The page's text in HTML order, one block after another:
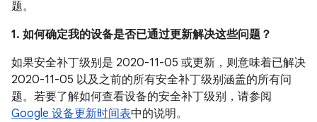
题。
1. 如何确定我的设备是否已通过更新解决这些问题？
如果安全补丁级别是 2020-11-05 或更新，则意味着已解决
2020-11-05 以及之前的所有安全补丁级别涵盖的所有问
题。若要了解如何查看设备的安全补丁级别，请参阅
Google 设备更新时间表中的说明。